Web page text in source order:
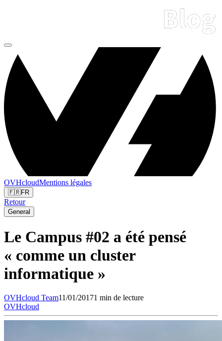
OVHcloudMentions légales
🇫🇷FR
Retour
General
Le Campus #02 a été pensé
« comme un cluster
informatique »
OVHcloud Team11/01/20171 min de lecture
OVHcloud